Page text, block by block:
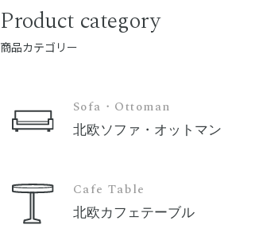
Product category
商品カテゴリー
Sofa・Ottoman
北欧ソファ・オットマン
Cafe Table
北欧カフェテーブル